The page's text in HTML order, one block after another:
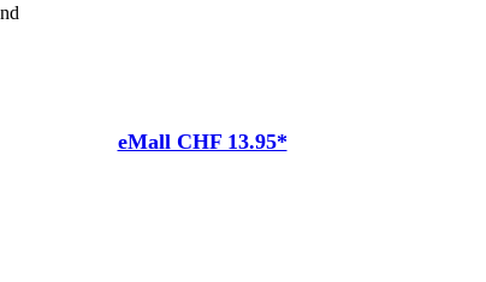
eMall CHF 13.95*